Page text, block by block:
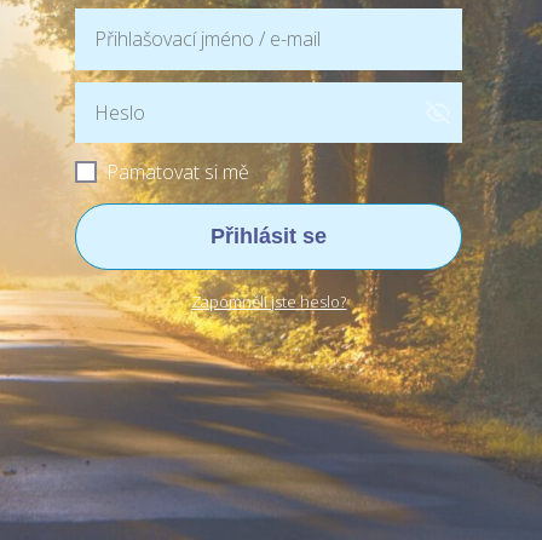
Pamatovat si mě
Přihlásit se
Zapomněli jste heslo?